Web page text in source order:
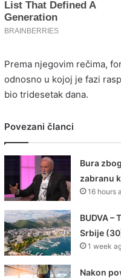
Prema njegovim rečima,
odnosno u kojoj je fazi
bio tridesetak dana.
Povezani članci
Bura
zabranu
16 hours
BUDVA
Srbije
1 week
Nakon